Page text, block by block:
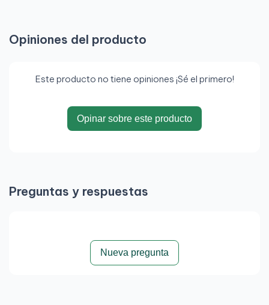
Opiniones del producto
Este producto no tiene opiniones ¡Sé el primero!
Opinar sobre este producto
Preguntas y respuestas
Nueva pregunta